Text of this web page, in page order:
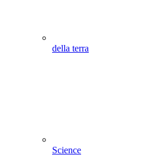
della terra
Science